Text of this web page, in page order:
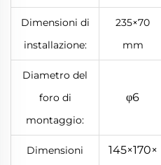
Dimensioni di
installazione:
235×70
mm
Diametro del
foro di
montaggio:
φ6
Dimensioni
145×170×